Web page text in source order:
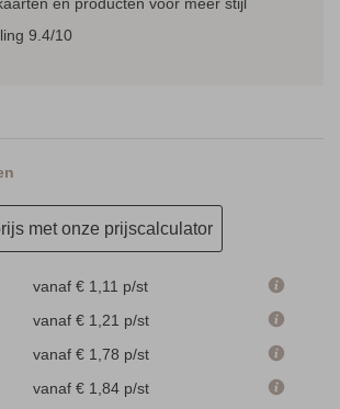
en producten voor meer stijl
9.4/10
met onze prijscalculator
vanaf € 1,11 p/st
vanaf € 1,21 p/st
vanaf € 1,78 p/st
vanaf € 1,84 p/st